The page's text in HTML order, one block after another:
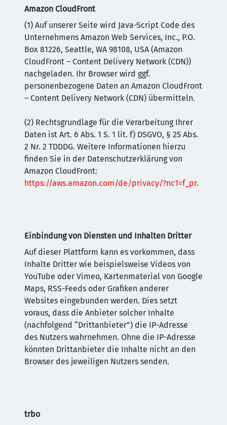
Amazon CloudFront
(1) Auf unserer Seite wird Java-Script Code des
Unternehmens Amazon Web Services, Inc., P.O.
Box 81226, Seattle, WA 98108, USA (Amazon
CloudFront – Content Delivery Network (CDN))
nachgeladen. Ihr Browser wird ggf.
personenbezogene Daten an Amazon CloudFront
– Content Delivery Network (CDN) übermitteln.
(2) Rechtsgrundlage für die Verarbeitung Ihrer
Daten ist Art. 6 Abs. 1 S. 1 lit. f) DSGVO, § 25 Abs.
2 Nr. 2 TDDDG. Weitere Informationen hierzu
finden Sie in der Datenschutzerklärung von
Amazon CloudFront:
https://aws.amazon.com/de/privacy/?nc1=f_pr.
Einbindung von Diensten und Inhalten Dritter
Auf dieser Plattform kann es vorkommen, dass
Inhalte Dritter wie beispielsweise Videos von
YouTube oder Vimeo, Kartenmaterial von Google
Maps, RSS-Feeds oder Grafiken anderer
Websites eingebunden werden. Dies setzt
voraus, dass die Anbieter solcher Inhalte
(nachfolgend “Drittanbieter”) die IP-Adresse
des Nutzers wahrnehmen. Ohne die IP-Adresse
könnten Drittanbieter die Inhalte nicht an den
Browser des jeweiligen Nutzers senden.
trbo